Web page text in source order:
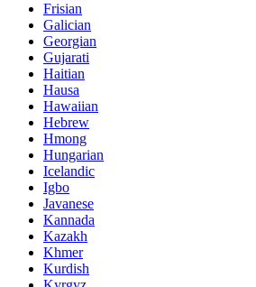
Frisian
Galician
Georgian
Gujarati
Haitian
Hausa
Hawaiian
Hebrew
Hmong
Hungarian
Icelandic
Igbo
Javanese
Kannada
Kazakh
Khmer
Kurdish